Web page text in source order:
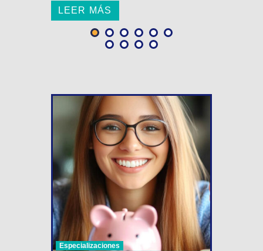
LEER MÁS
Especializaciones